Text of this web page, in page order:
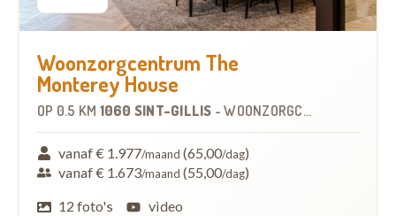
Woonzorgcentrum The
Monterey House
OP 0.5 KM 1060 SINT-GILLIS -WOONZORGCENTRUM (WZC)
vanaf € 1.977/maand (65,00/dag)
vanaf € 1.673/maand (55,00/dag)
12 foto's
video